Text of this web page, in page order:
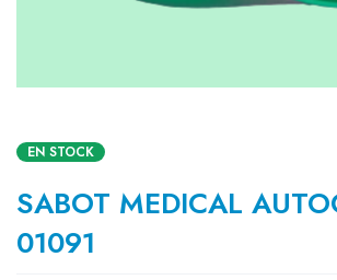
EN STOCK
SABOT MEDICAL
01091